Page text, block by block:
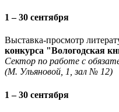
1 – 30 сентября
Выставка-просмотр
конкурса "Вологодская
Сектор по работе с
(М. Ульяновой, 1, зал № 12)
1 – 30 сентября